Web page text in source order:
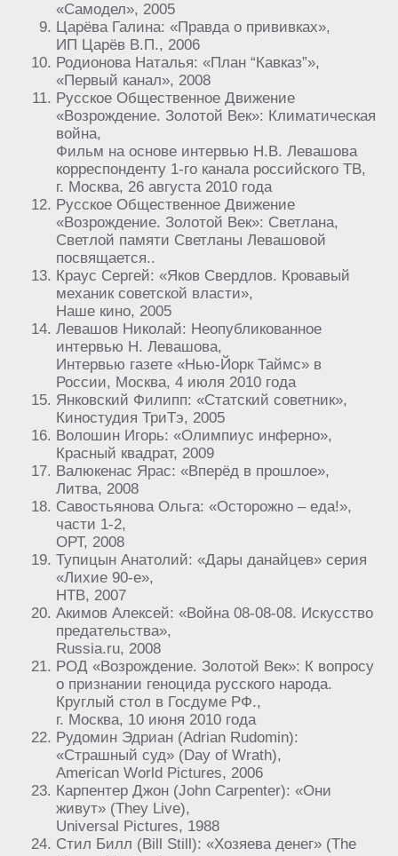
«Самодел», 2005
Царёва Галина: «Правда о прививках»,
ИП Царёв В.П., 2006
Родионова Наталья: «План “Кавказ”»,
«Первый канал», 2008
Русское Общественное Движение
«Возрождение. Золотой Век»: Климатическая
война,
Фильм на основе интервью Н.В. Левашова
корреспонденту 1-го канала российского ТВ,
г. Москва, 26 августа 2010 года
Русское Общественное Движение
«Возрождение. Золотой Век»: Светлана,
Светлой памяти Светланы Левашовой
посвящается..
Краус Сергей: «Яков Свердлов. Кровавый
механик советской власти»,
Наше кино, 2005
Левашов Николай: Неопубликованное
интервью Н. Левашова,
Интервью газете «Нью-Йорк Таймс» в
России, Москва, 4 июля 2010 года
Янковский Филипп: «Статский советник»,
Киностудия ТриТэ, 2005
Волошин Игорь: «Олимпиус инферно»,
Красный квадрат, 2009
Валюкенас Ярас: «Вперёд в прошлое»,
Литва, 2008
Савостьянова Ольга: «Осторожно – еда!»,
части 1-2,
ОРТ, 2008
Тупицын Анатолий: «Дары данайцев» серия
«Лихие 90-е»,
НТВ, 2007
Акимов Алексей: «Война 08-08-08. Искусство
предательства»,
Russia.ru, 2008
РОД «Возрождение. Золотой Век»: К вопросу
о признании геноцида русского народа.
Круглый стол в Госдуме РФ.,
г. Москва, 10 июня 2010 года
Рудомин Эдриан (Adrian Rudomin):
«Страшный суд» (Day of Wrath),
American World Pictures, 2006
Карпентер Джон (John Carpenter): «Они
живут» (They Live),
Universal Pictures, 1988
Стил Билл (Bill Still): «Хозяева денег» (The